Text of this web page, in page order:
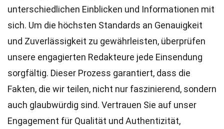
unterschiedlichen Einblicken und Informationen mit
sich. Um die höchsten Standards an Genauigkeit
und Zuverlässigkeit zu gewährleisten, überprüfen
unsere engagierten Redakteure jede Einsendung
sorgfältig. Dieser Prozess garantiert, dass die
Fakten, die wir teilen, nicht nur faszinierend, sondern
auch glaubwürdig sind. Vertrauen Sie auf unser
Engagement für Qualität und Authentizität,